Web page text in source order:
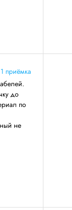
1 приёмка
до
по
не